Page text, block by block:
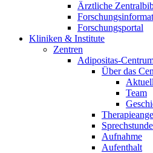
Ärztliche
Forschungsportal
Kliniken & Institute
Zentren
Adipositas-
Über das
Team
Aufnahme
Aufenthalt